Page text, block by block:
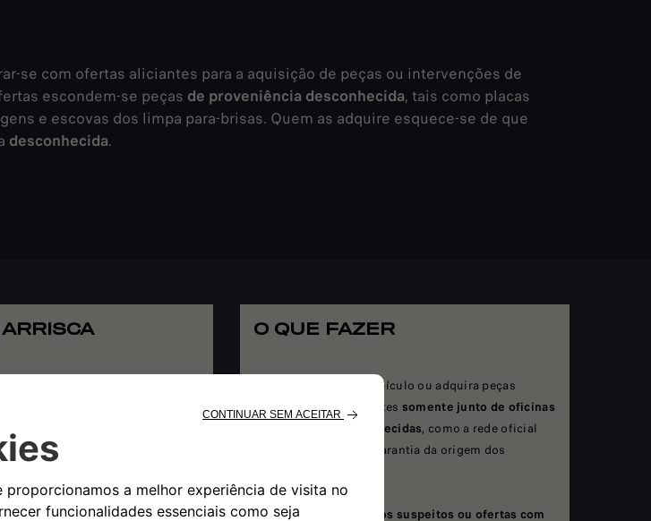
se com ofertas aliciantes para a aquisição de peças ou intervenções de
escondem-se peças de proveniência desconhecida, tais como placas
e escovas dos limpa para-brisas. Quem as adquire esquece-se de que
desconhecida.
na estrada, uma vez
vezes fora da validade. Por
de travão de proveniência
O QUE FAZER
Mande reparar o seu veículo ou adquira peças
originais ou equivalentes somente junto de oficinas
profissionais e reconhecidas, como a rede oficial
FCA, de modo a ter a garantia da origem dos
Não confie em produtos suspeitos ou ofertas com